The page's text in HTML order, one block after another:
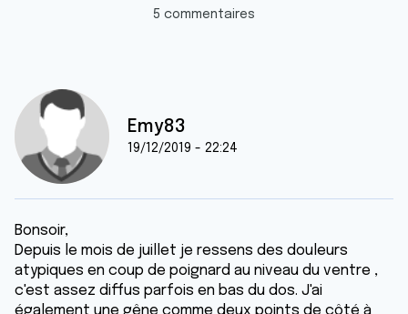
5 commentaires
Emy83
19/12/2019 - 22:24
Bonsoir,
Depuis le mois de juillet je ressens des douleurs
atypiques en coup de poignard au niveau du ventre ,
c'est assez diffus parfois en bas du dos. J'ai
également une gêne comme deux points de côté à